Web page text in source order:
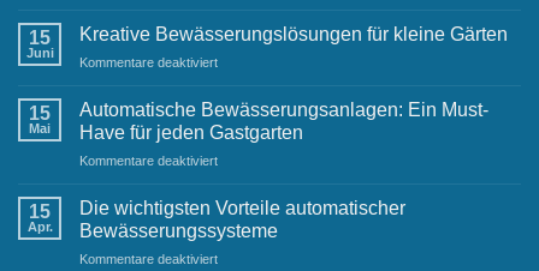
Lösungen
Bewässerungslösungen
Geschäftsumgebungen
15
Juni
Kreative Bewässerungslösungen für kleine Gärten
Kommentare deaktiviertfür
Bewässerungslösungen
für
kleine
Gärten
15
Mai
Automatische Bewässerungsanlagen: Ein Must-
Have für jeden Gastgarten
Kommentare deaktiviertfür
Bewässerungsanlagen:
Must-
Have
15
Apr.
Die wichtigsten Vorteile automatischer
Bewässerungssysteme
Kommentare deaktiviertfür